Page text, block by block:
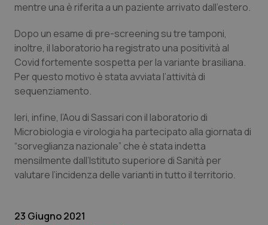
Liguria
Lombardia
Marche
Molise
Piemonte
Disturbi dell’umore
Dolore
Donna & Salute
Epatiti
HIV
mentre una è riferita a un paziente arrivato dall'estero.
Dopo un esame di pre-screening su tre tamponi,
inoltre, il laboratorio ha registrato una positività al
Covid fortemente sospetta per la variante brasiliana.
Per questo motivo è stata avviata l’attività di
sequenziamento.
Ieri, infine, l’Aou di Sassari con il laboratorio di
Microbiologia e virologia ha partecipato alla giornata di
“sorveglianza nazionale” che è stata indetta
mensilmente dall’Istituto superiore di Sanità per
valutare l’incidenza delle varianti in tutto il territorio.
23 Giugno 2021